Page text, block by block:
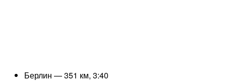
Берлин — 351 км, 3:40